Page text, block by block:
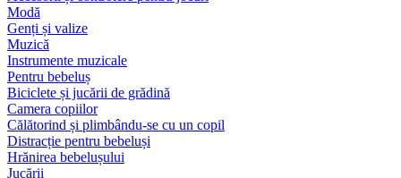
Modă
Genți și valize
Muzică
Instrumente muzicale
Pentru bebeluș
Biciclete și jucării de grădină
Camera copiilor
Călătorind și plimbându-se cu un copil
Distracție pentru bebeluși
Hrănirea bebelușului
Jucării